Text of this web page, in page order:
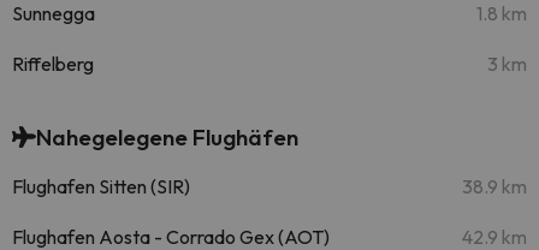
Sunnegga 1.8 km
Riffelberg 3 km
Nahegelegene Flughäfen
Flughafen Sitten (SIR) 38.9 km
Flughafen Aosta - Corrado Gex (AOT) 42.9 km